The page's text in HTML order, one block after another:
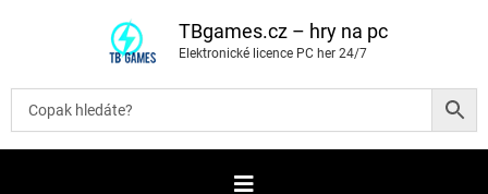
t
TBgames.cz – hry na pc
Elektronické licence PC her 24/7